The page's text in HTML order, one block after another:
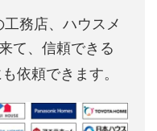
工務店、ハウスメ
て、信頼できる
依頼できます。